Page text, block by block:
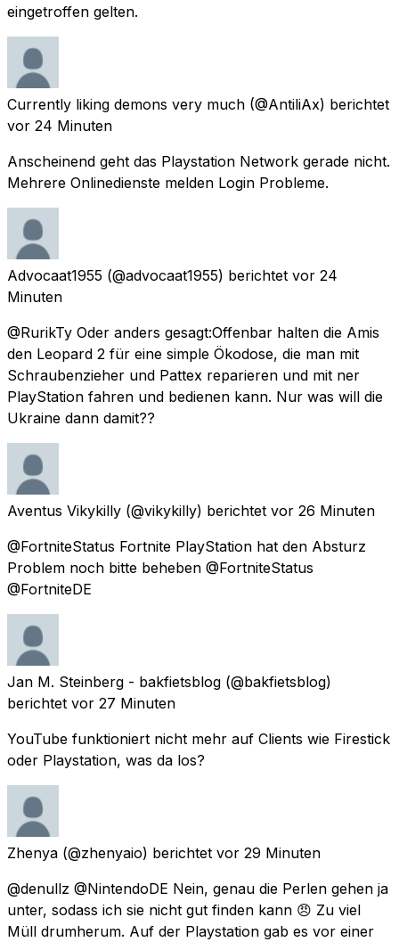
eingetroffen gelten.
Currently liking demons very much (@AntiliAx) berichtet
vor 24 Minuten
Anscheinend geht das Playstation Network gerade nicht.
Mehrere Onlinedienste melden Login Probleme.
Advocaat1955 (@advocaat1955) berichtet vor 24
Minuten
@RurikTy Oder anders gesagt:Offenbar halten die Amis
den Leopard 2 für eine simple Ökodose, die man mit
Schraubenzieher und Pattex reparieren und mit ner
PlayStation fahren und bedienen kann. Nur was will die
Ukraine dann damit??
Aventus Vikykilly (@vikykilly) berichtet vor 26 Minuten
@FortniteStatus Fortnite PlayStation hat den Absturz
Problem noch bitte beheben @FortniteStatus
@FortniteDE
Jan M. Steinberg - bakfietsblog (@bakfietsblog)
berichtet vor 27 Minuten
YouTube funktioniert nicht mehr auf Clients wie Firestick
oder Playstation, was da los?
Zhenya (@zhenyaio) berichtet vor 29 Minuten
@denullz @NintendoDE Nein, genau die Perlen gehen ja
unter, sodass ich sie nicht gut finden kann 😠 Zu viel
Müll drumherum. Auf der Playstation gab es vor einer